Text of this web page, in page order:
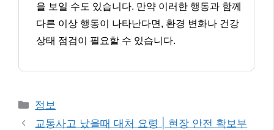
을 보일 수도 있습니다. 만약 이러한 행동과 함께
다른 이상 행동이 나타난다면, 환경 변화나 건강
상태 점검이 필요할 수 있습니다.
카
테
정보
교통사고 났을때 대처 요령 | 현장 안전 확보부